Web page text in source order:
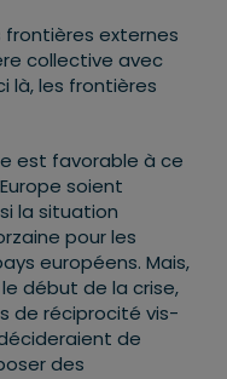
frontières externes
collective avec
là, les frontières
est favorable à ce
soient
la situation
pour les
européens. Mais,
début de la crise,
de réciprocité vis-
de
des